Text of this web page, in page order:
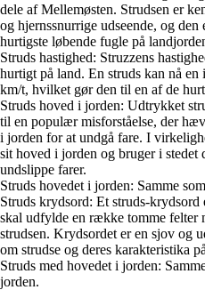
dele af Mellemøsten. Strudsen er
og hjernssnurrige udseende, og
hurtigste løbende fugle på
Struds hastighed: Struzzens
hurtigt på land. En struds kan nå
km/t, hvilket gør den til en af de
Struds hoved i jorden: Udtrykket
til en populær misforståelse, der
i jorden for at undgå fare. I
sit hoved i jorden og bruger i stedet
undslippe farer.
Struds hovedet i jorden: Samme
Struds krydsord: Et struds-
skal udfylde en række tomme felter
strudsen. Krydsordet er en sjov og
om strudse og deres karakteristika
Struds med hovedet i jorden:
jorden.